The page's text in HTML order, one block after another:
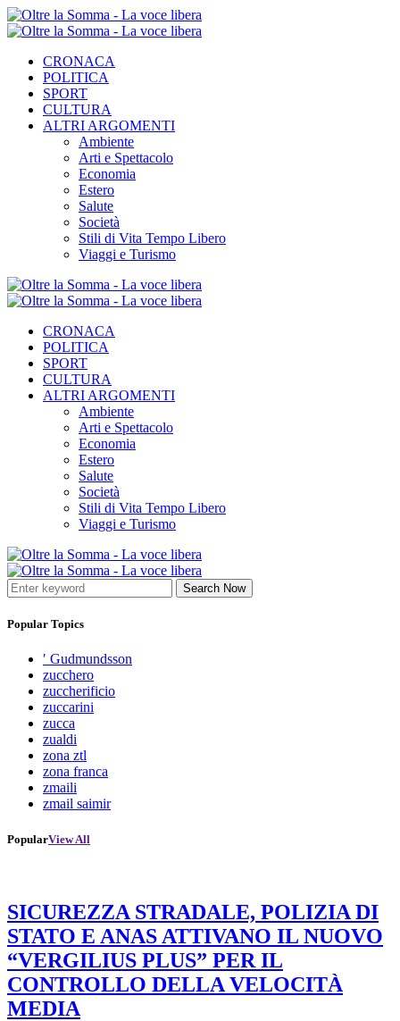
CRONACA
POLITICA
SPORT
CULTURA
ALTRI ARGOMENTI
Ambiente
Arti e Spettacolo
Economia
Estero
Salute
Società
Stili di Vita Tempo Libero
Viaggi e Turismo
CRONACA
POLITICA
SPORT
CULTURA
ALTRI ARGOMENTI
Ambiente
Arti e Spettacolo
Economia
Estero
Salute
Società
Stili di Vita Tempo Libero
Viaggi e Turismo
Search Now
Popular Topics
′ Gudmundsson
zucchero
zuccherificio
zuccarini
zucca
zualdi
zona ztl
zona franca
zmaili
zmail saimir
PopularView All
SICUREZZA STRADALE, POLIZIA DI
STATO E ANAS ATTIVANO IL NUOVO
“VERGILIUS PLUS” PER IL
CONTROLLO DELLA VELOCITÀ
MEDIA